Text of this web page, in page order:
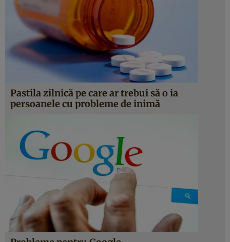
Pastila zilnică pe care ar trebui să o ia
persoanele cu probleme de inimă